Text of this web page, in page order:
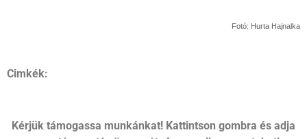
Fotó: Hurta Hajnalka
Cimkék:
Kérjük támogassa munkánkat! Kattintson gombra és adja